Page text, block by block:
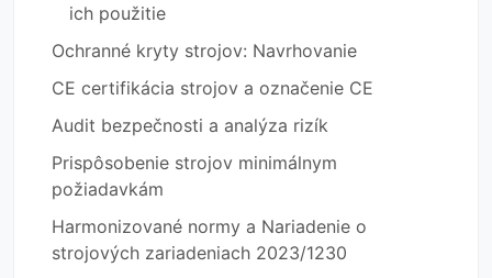
ich použitie
Ochranné kryty strojov: Navrhovanie
CE certifikácia strojov a označenie CE
Audit bezpečnosti a analýza rizík
Prispôsobenie strojov minimálnym
požiadavkám
Harmonizované normy a Nariadenie o
strojových zariadeniach 2023/1230